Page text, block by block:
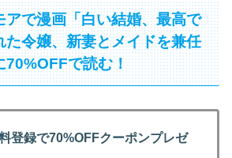
アで漫画「白い結婚、最高で
た令嬢、新妻とメイドを兼任
70%OFFで読む！
登録で70%OFFクーポンプレゼ